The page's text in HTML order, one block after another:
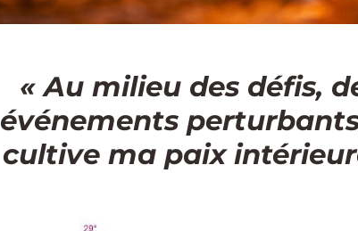
« Au milieu des défis,
événements
cultive ma paix